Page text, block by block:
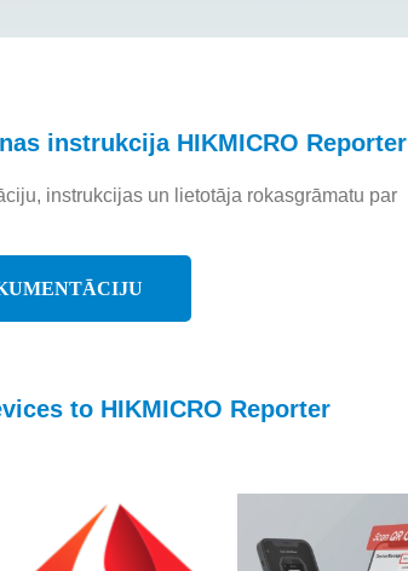
instrukcija HIKMICRO Reporter
instrukcijas un lietotāja rokasgrāmatu par
to HIKMICRO Reporter